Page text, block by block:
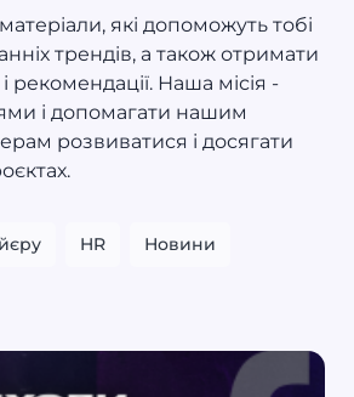
які допоможуть тобі
трендів, а також отримати
рекомендації. Наша місія -
і допомагати нашим
розвиватися і досягати
HR Новини